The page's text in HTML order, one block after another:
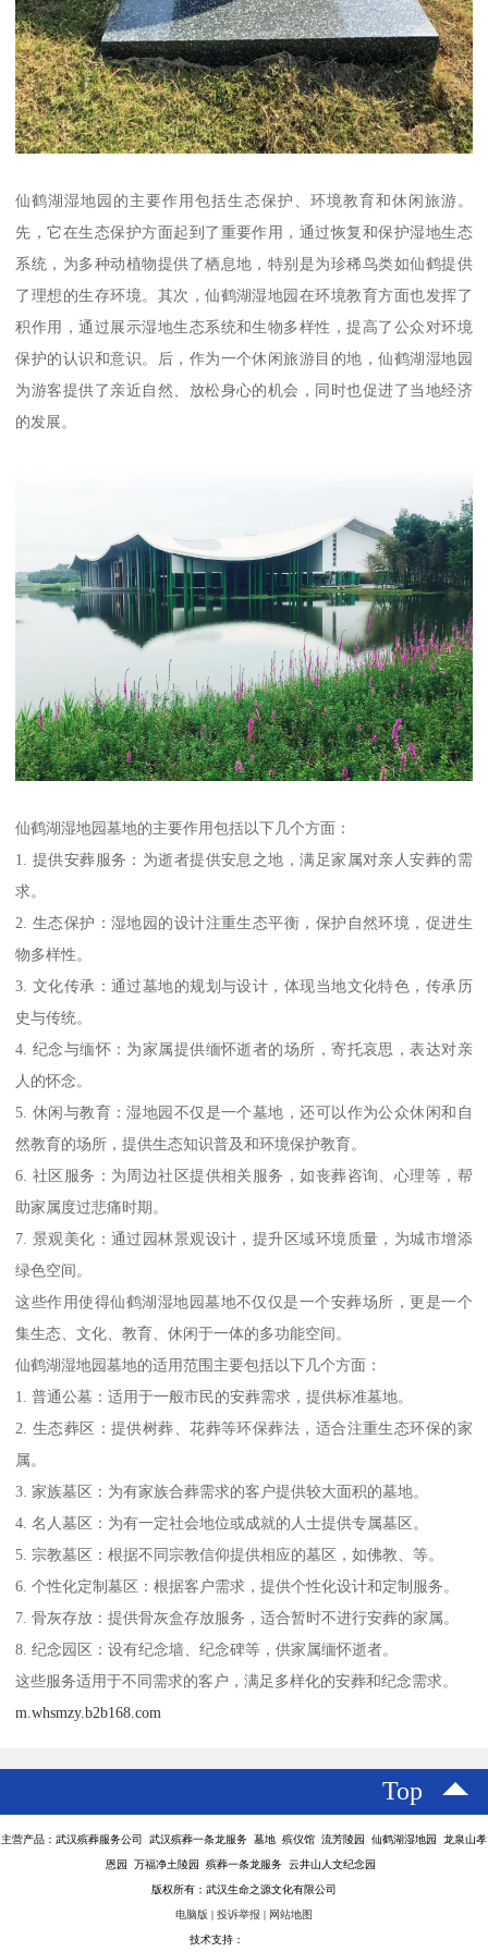
仙鹤湖湿地园的主要作用包括生态保护、环境教育和休闲旅游。
先，它在生态保护方面起到了重要作用，通过恢复和保护湿地生态
系统，为多种动植物提供了栖息地，特别是为珍稀鸟类如仙鹤提供
了理想的生存环境。其次，仙鹤湖湿地园在环境教育方面也发挥了
积作用，通过展示湿地生态系统和生物多样性，提高了公众对环境
保护的认识和意识。后，作为一个休闲旅游目的地，仙鹤湖湿地园
为游客提供了亲近自然、放松身心的机会，同时也促进了当地经济
的发展。
仙鹤湖湿地园墓地的主要作用包括以下几个方面：
1. 提供安葬服务：为逝者提供安息之地，满足家属对亲人安葬的需
求。
2. 生态保护：湿地园的设计注重生态平衡，保护自然环境，促进生
物多样性。
3. 文化传承：通过墓地的规划与设计，体现当地文化特色，传承历
史与传统。
4. 纪念与缅怀：为家属提供缅怀逝者的场所，寄托哀思，表达对亲
人的怀念。
5. 休闲与教育：湿地园不仅是一个墓地，还可以作为公众休闲和自
然教育的场所，提供生态知识普及和环境保护教育。
6. 社区服务：为周边社区提供相关服务，如丧葬咨询、心理等，帮
助家属度过悲痛时期。
7. 景观美化：通过园林景观设计，提升区域环境质量，为城市增添
绿色空间。
这些作用使得仙鹤湖湿地园墓地不仅仅是一个安葬场所，更是一个
集生态、文化、教育、休闲于一体的多功能空间。
仙鹤湖湿地园墓地的适用范围主要包括以下几个方面：
1. 普通公墓：适用于一般市民的安葬需求，提供标准墓地。
2. 生态葬区：提供树葬、花葬等环保葬法，适合注重生态环保的家
属。
3. 家族墓区：为有家族合葬需求的客户提供较大面积的墓地。
4. 名人墓区：为有一定社会地位或成就的人士提供专属墓区。
5. 宗教墓区：根据不同宗教信仰提供相应的墓区，如佛教、等。
6. 个性化定制墓区：根据客户需求，提供个性化设计和定制服务。
7. 骨灰存放：提供骨灰盒存放服务，适合暂时不进行安葬的家属。
8. 纪念园区：设有纪念墙、纪念碑等，供家属缅怀逝者。
这些服务适用于不同需求的客户，满足多样化的安葬和纪念需求。
m.whsmzy.b2b168.com
Top
主营产品：武汉殡葬服务公司 武汉殡葬一条龙服务 墓地 殡仪馆 流芳陵园 仙鹤湖湿地园 龙泉山孝
恩园 万福净土陵园 殡葬一条龙服务 云井山人文纪念园
版权所有：武汉生命之源文化有限公司
电脑版 | 投诉举报 | 网站地图
技术支持：